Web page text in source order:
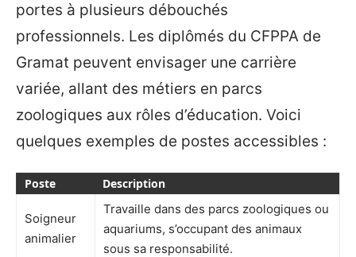
portes à plusieurs débouchés
professionnels. Les diplômés du CFPPA de
Gramat peuvent envisager une carrière
variée, allant des métiers en parcs
zoologiques aux rôles d’éducation. Voici
quelques exemples de postes accessibles :
Poste Description
Soigneur
animalier
Travaille dans des parcs zoologiques ou
aquariums, s’occupant des animaux
sous sa responsabilité.